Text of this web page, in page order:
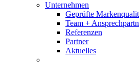
Unternehmen
Geprüfte
Team +
Referenzen
Partner
Aktuelles